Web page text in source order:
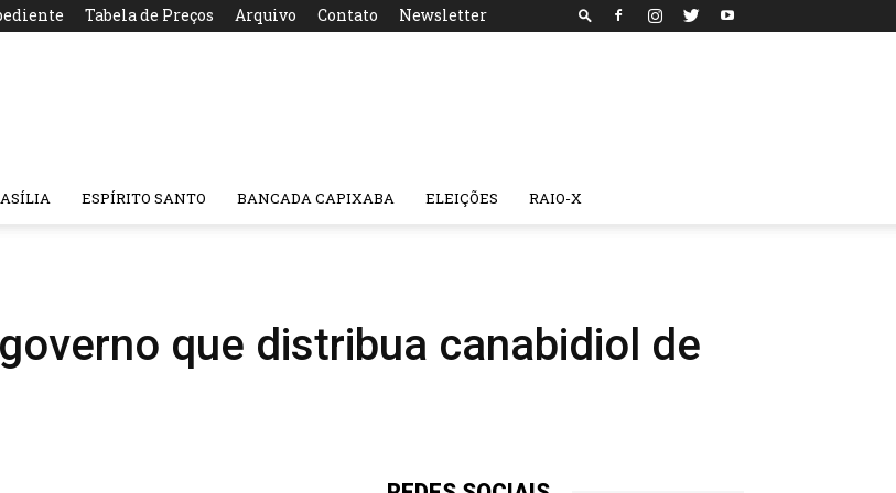
Tabela de Preços Arquivo Contato Newsletter
ESPÍRITO SANTO BANCADA CAPIXABA ELEIÇÕES RAIO-X
que distribua canabidiol de